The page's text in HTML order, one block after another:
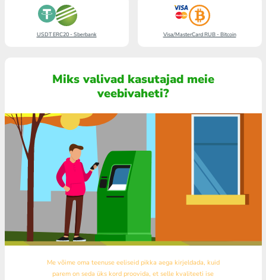
USDT ERC20 - Sberbank Visa/MasterCard RUB - Bitcoin
Miks valivad kasutajad meie
veebivaheti?
Me võime oma teenuse eeliseid pikka aega kirjeldada, kuid
parem on seda üks kord proovida, et selle kvaliteeti ise